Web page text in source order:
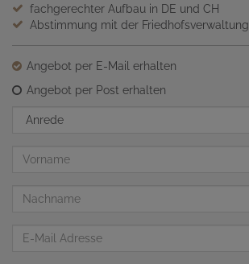
fachgerechter Aufbau in DE und CH
Abstimmung mit der Friedhofsverwaltung
Angebot per E-Mail erhalten
Angebot per Post erhalten
Anrede
Vorname
Nachname